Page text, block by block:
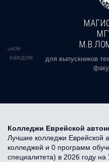
в каждом
для выпускников
Колледжи Еврейской
Лучшие колледжи Еврейской
колледжей и 0 программ
специалитета) в 2026 году на